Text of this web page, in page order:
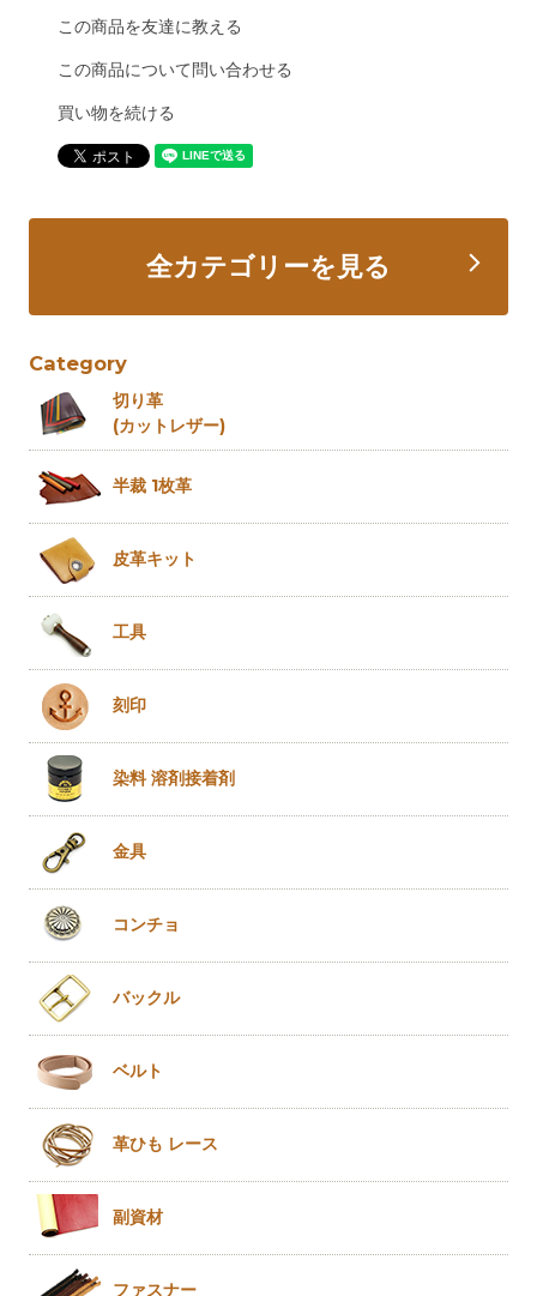
この商品を友達に教える
この商品について問い合わせる
買い物を続ける
全カテゴリーを見る
Category
切り革
(カットレザー)
半裁 1枚革
皮革キット
工具
刻印
染料 溶剤接着剤
金具
コンチョ
バックル
ベルト
革ひも レース
副資材
ファスナー